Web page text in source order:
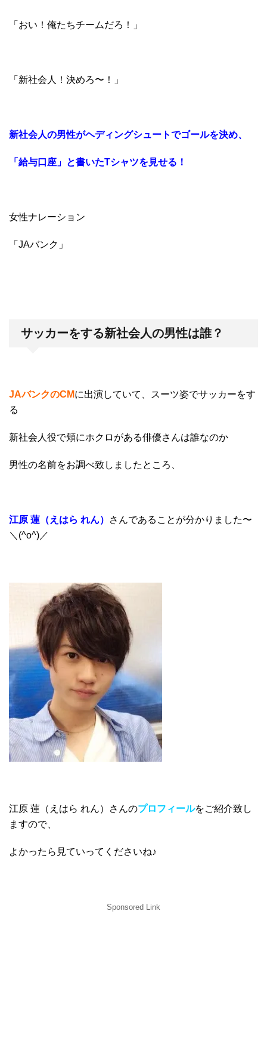
「おい！俺たちチームだろ！」
「新社会人！決めろ〜！」
新社会人の男性がヘディングシュートでゴールを決め、
「給与口座」と書いたTシャツを見せる！
女性ナレーション
「JAバンク」
サッカーをする新社会人の男性は誰？
JAバンクのCMに出演していて、
スーツ姿でサッカーをす
る
新社会人役で頬にホクロがある俳優さんは誰なのか
男性の名前をお調べ致しましたところ、
江原 蓮（えはら れん）
さんであることが分かりました〜
＼(^o^)／
江原 蓮（えはら れん）さんのプロフィールをご紹介致し
ますので、
よかったら見ていってくださいね♪
Sponsored Link